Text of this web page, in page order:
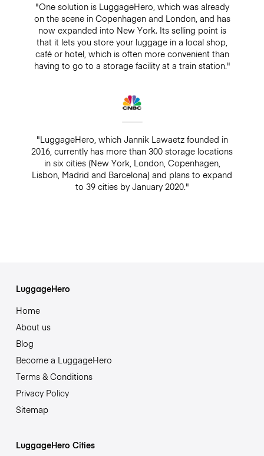
"One solution is LuggageHero, which was already
on the scene in Copenhagen and London, and has
now expanded into New York. Its selling point is
that it lets you store your luggage in a local shop,
café or hotel, which is often more convenient than
having to go to a storage facility at a train station."
"LuggageHero, which Jannik Lawaetz founded in
2016, currently has more than 300 storage locations
in six cities (New York, London, Copenhagen,
Lisbon, Madrid and Barcelona) and plans to expand
to 39 cities by January 2020."
LuggageHero
Home
About us
Blog
Become a LuggageHero
Terms & Conditions
Privacy Policy
Sitemap
LuggageHero Cities